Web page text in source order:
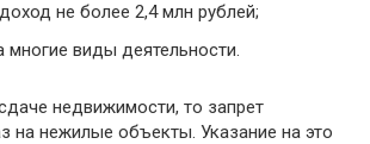
не более 2,4 млн рублей;
многие виды деятельности.
недвижимости, то запрет
на нежилые объекты. Указание на это